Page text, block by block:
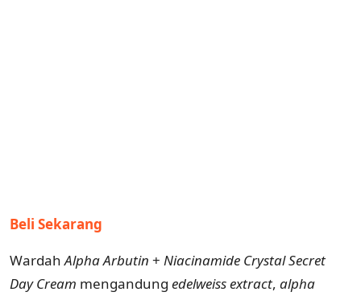
Beli Sekarang
WardahAlpha Arbutin + Niacinamide Crystal Secret
Day Cream mengandung edelweissextract, alpha